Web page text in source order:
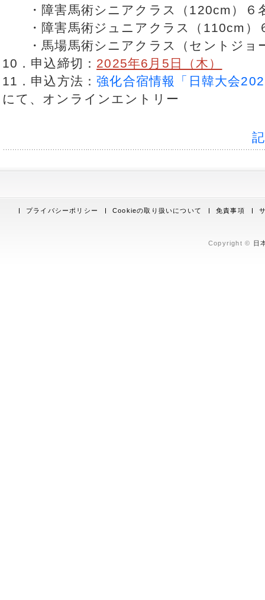
・障害馬術シニアクラス（120cm）６
・障害馬術ジュニアクラス（110cm）
・馬場馬術シニアクラス（セントジョ
10．申込締切： 2025年6月5日（木）
11．申込方法：強化合宿情報「日韓大会
にて、オンラインエントリー
プライバシーポリシー Cookieの取り扱いについて 免責事項
Copyright © 日